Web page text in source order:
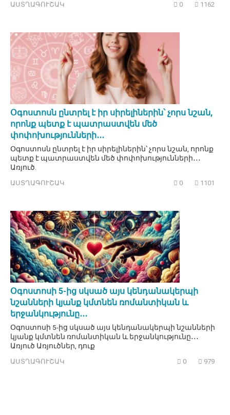
ԱՍՏՂԱԳՈՒՇԱԿ 0 1162
Օգոստոսն ընտրել է իր սիրելիներին՝ չորս նշան,
որոնք պետք է պատրաստվեն մեծ
փոփոխությունների․․․
Օգոստոսն ընտրել է իր սիրելիներին՝ չորս նշան, որոնք
պետք է պատրաստվեն մեծ փոփոխությունների․․․
Առյուծ.
ԱՍՏՂԱԳՈՒՇԱԿ 0 1101
Օգոստոսի 5-ից սկսած այս կենդանակերպի
նշանների կյանք կմտնեն ռոմանտիկան և
երջանկությունը․․․
Օգոստոսի 5-ից սկսած այս կենդանակերպի նշանների
կյանք կմտնեն ռոմանտիկան և երջանկությունը․․․
Առյուծ Առյուծներ, դուք
ԱՍՏՂԱԳՈՒՇԱԿ 0 979